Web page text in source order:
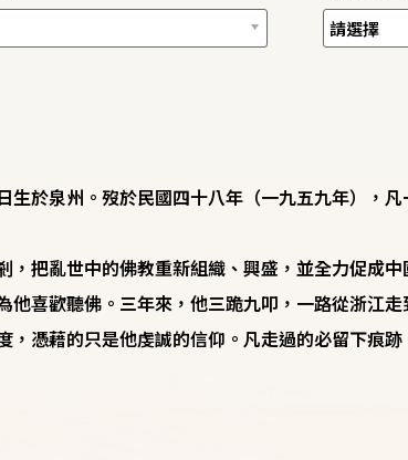
於泉州。歿於民國四十八年（一九五九年），
把亂世中的佛教重新組織、興盛，並全力促成
喜歡聽佛。三年來，他三跪九叩，一路從浙江
憑藉的只是他虔誠的信仰。凡走過的必留下痕